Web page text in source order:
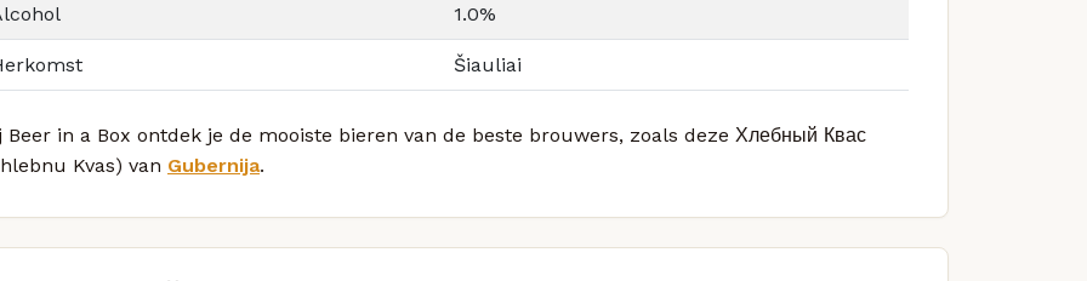
1.0%
Šiauliai
Beer in a Box ontdek je de mooiste bieren van de beste brouwers, zoals deze Хлебный Квас
Kvas) van Gubernija.